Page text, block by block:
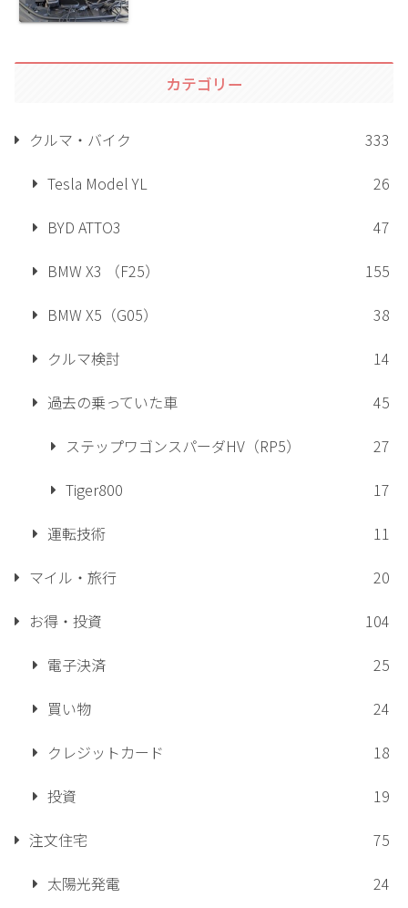
カテゴリー
クルマ・バイク
333
Tesla Model YL
26
BYD ATTO3
47
BMW X3 （F25）
155
BMW X5（G05）
38
クルマ検討
14
過去の乗っていた車
45
ステップワゴンスパーダHV（RP5）
27
Tiger800
17
運転技術
11
マイル・旅行
20
お得・投資
104
電子決済
25
買い物
24
クレジットカード
18
投資
19
注文住宅
75
太陽光発電
24